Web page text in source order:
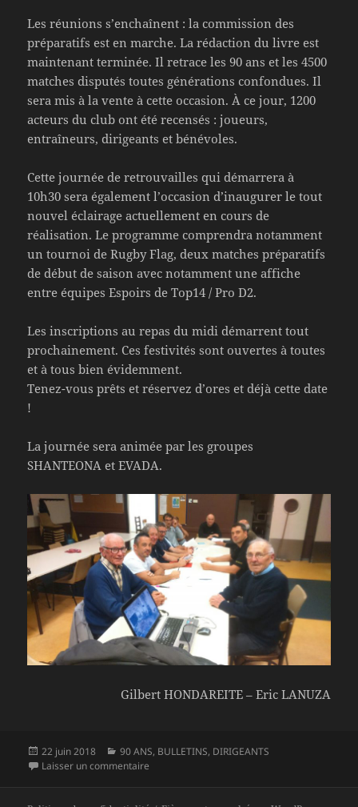
Les réunions s’enchaînent : la commission des
préparatifs est en marche. La rédaction du livre est
maintenant terminée. Il retrace les 90 ans et les 4500
matches disputés toutes générations confondues. Il
sera mis à la vente à cette occasion. À ce jour, 1200
acteurs du club ont été recensés : joueurs,
entraîneurs, dirigeants et bénévoles.
Cette journée de retrouvailles qui démarrera à
10h30 sera également l’occasion d’inaugurer le tout
nouvel éclairage actuellement en cours de
réalisation. Le programme comprendra notamment
un tournoi de Rugby Flag, deux matches préparatifs
de début de saison avec notamment une affiche
entre équipes Espoirs de Top14 / Pro D2.
Les inscriptions au repas du midi démarrent tout
prochainement. Ces festivités sont ouvertes à toutes
et à tous bien évidemment.
Tenez-vous prêts et réservez d’ores et déjà cette date
!
La journée sera animée par les groupes
SHANTEONA et EVADA.
Gilbert HONDAREITE – Eric LANUZA
Publié
le
22 juin 2018 Catégories
90 ANS, BULLETINS, DIRIGEANTS
Laisser un commentaire